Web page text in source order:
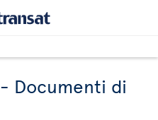
Documenti di